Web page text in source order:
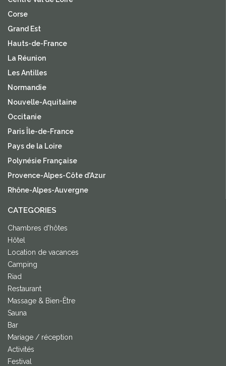
Corse
Grand Est
Hauts-de-France
La Réunion
Les Antilles
Normandie
Nouvelle-Aquitaine
Occitanie
Paris Île-de-France
Pays de la Loire
Polynésie Française
Provence-Alpes-Côte d'Azur
Rhône-Alpes-Auvergne
CATEGORIES
Chambres d'hôtes
Hôtel
Location de vacances
Camping
Riad
Restaurant
Massage & Bien-Être
Sauna
Bar
Mariage / réception
Activités
Festival